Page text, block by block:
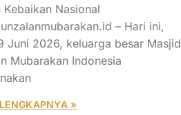
Kebaikan Nasional
– Hari ini,
Juni 2026, keluarga besar Masjid
Mubarakan Indonesia
»